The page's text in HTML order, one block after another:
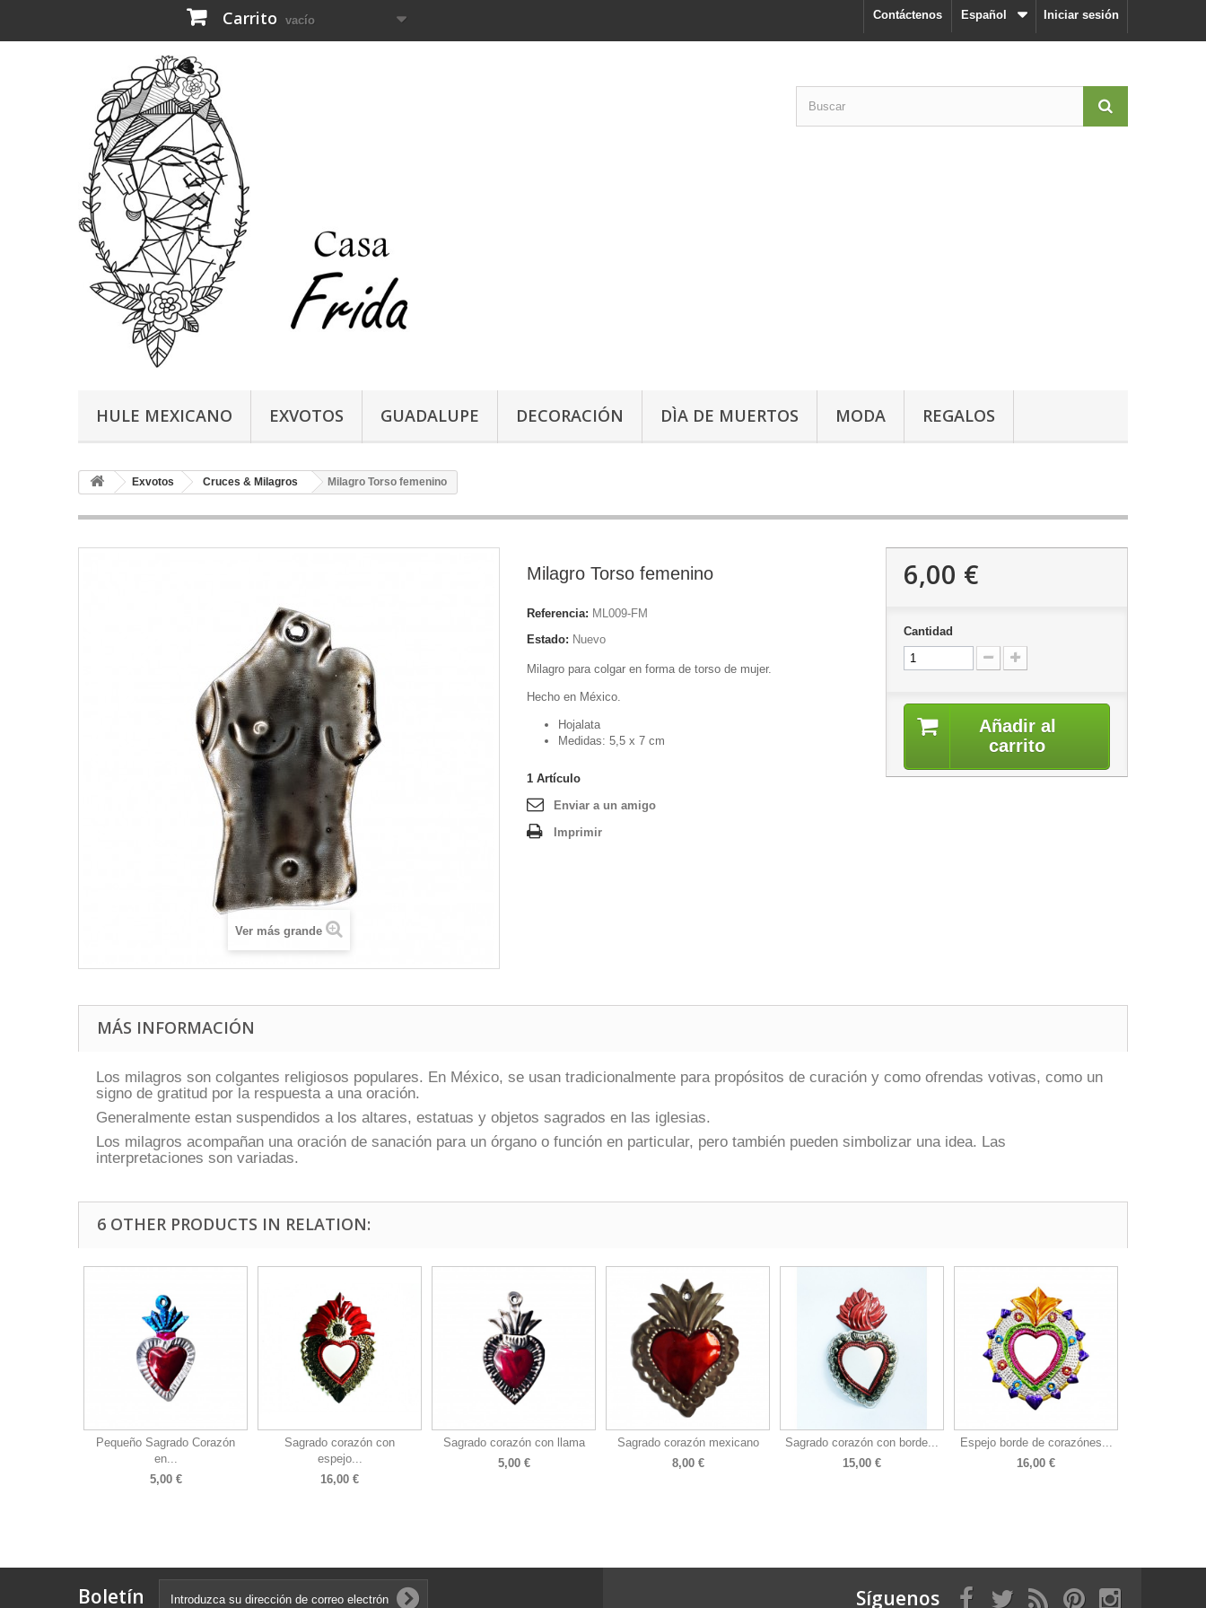
Iniciar sesión
Español
Contáctenos
Carrito vacío
HULE MEXICANO EXVOTOS GUADALUPE DECORACIÓN DÌA DE MUERTOS MODA REGALOS
Exvotos Cruces & Milagros Milagro Torso femenino
Ver más grande
Milagro Torso femenino
Referencia: ML009-FM
Estado: Nuevo
Milagro para colgar en forma de torso de mujer.
Hecho en México.
Hojalata
Medidas: 5,5 x 7 cm
1 Artículo
Enviar a un amigo
Imprimir
6,00 €
Cantidad
Añadir al
carrito
MÁS INFORMACIÓN
Los milagros son colgantes religiosos populares. En México, se usan tradicionalmente para propósitos de curación y como ofrendas votivas, como un
signo de gratitud por la respuesta a una oración.
Generalmente estan suspendidos a los altares, estatuas y objetos sagrados en las iglesias.
Los milagros acompañan una oración de sanación para un órgano o función en particular, pero también pueden simbolizar una idea. Las
interpretaciones son variadas.
6 OTHER PRODUCTS IN RELATION:
Pequeño Sagrado Corazón
en...
5,00 €
Sagrado corazón con
espejo...
16,00 €
Sagrado corazón con llama
5,00 €
Sagrado corazón mexicano
8,00 €
Sagrado corazón con borde...
15,00 €
Espejo borde de corazónes...
16,00 €
Boletín Síguenos